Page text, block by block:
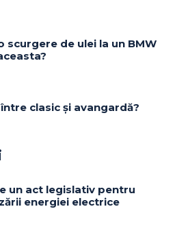
scurgere de ulei la un BMW
clasic și avangardă?
un act legislativ pentru
energiei electrice